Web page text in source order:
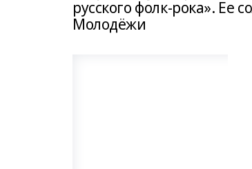
русского фолк-рока». Ее
Молодёжи